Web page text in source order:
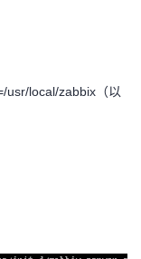
usr/local/zabbix （以